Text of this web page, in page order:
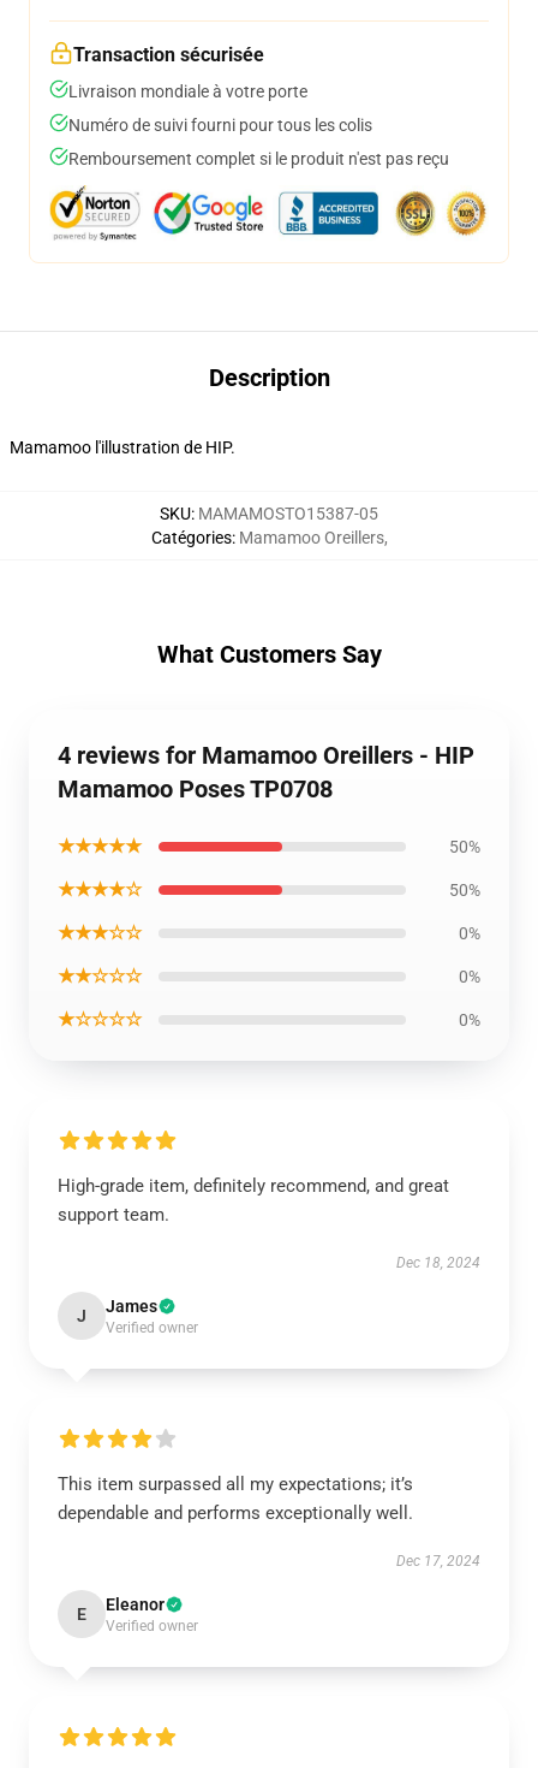
Transaction sécurisée
Livraison mondiale à votre porte
Numéro de suivi fourni pour tous les colis
Remboursement complet si le produit n'est pas reçu
Description
Mamamoo l'illustration de HIP.
SKU: MAMAMOSTO15387-05
Catégories: Mamamoo Oreillers,
What Customers Say
4 reviews for Mamamoo Oreillers - HIP
Mamamoo Poses TP0708
★★★★★ 50%
★★★★☆ 50%
★★★☆☆ 0%
★★☆☆☆ 0%
★☆☆☆☆ 0%
High-grade item, definitely recommend, and great
support team.
Dec 18, 2024
J James
Verified owner
This item surpassed all my expectations; it’s
dependable and performs exceptionally well.
Dec 17, 2024
E Eleanor
Verified owner